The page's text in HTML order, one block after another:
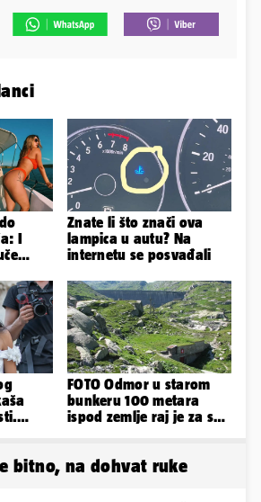
I
Znate li što znači ova
lampica u autu? Na
internetu se posvađali
FOTO Odmor u starom
bunkeru 100 metara
ispod zemlje raj je za sva
bitno, na dohvat ruke